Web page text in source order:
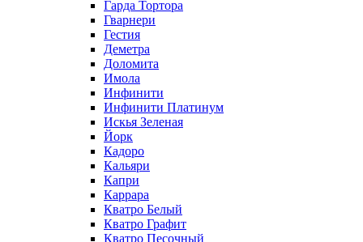
Гарда Тортора
Гварнери
Гестия
Деметра
Доломита
Имола
Инфинити
Инфинити Платинум
Искья Зеленая
Йорк
Кадоро
Кальяри
Капри
Каррара
Кватро Белый
Кватро Графит
Кватро Песочный